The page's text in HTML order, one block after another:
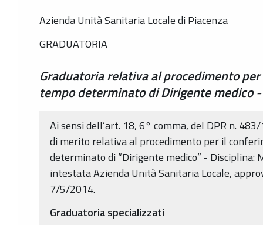
Azienda Unità Sanitaria Locale di Piacenza
GRADUATORIA
Graduatoria relativa al procedimento
tempo determinato di Dirigente medico
Ai sensi dell’art. 18, 6° comma, del DPR n.
di merito relativa al procedimento per il
determinato di “Dirigente medico” -
intestata Azienda Unità Sanitaria Locale,
7/5/2014.
Graduatoria specializzati